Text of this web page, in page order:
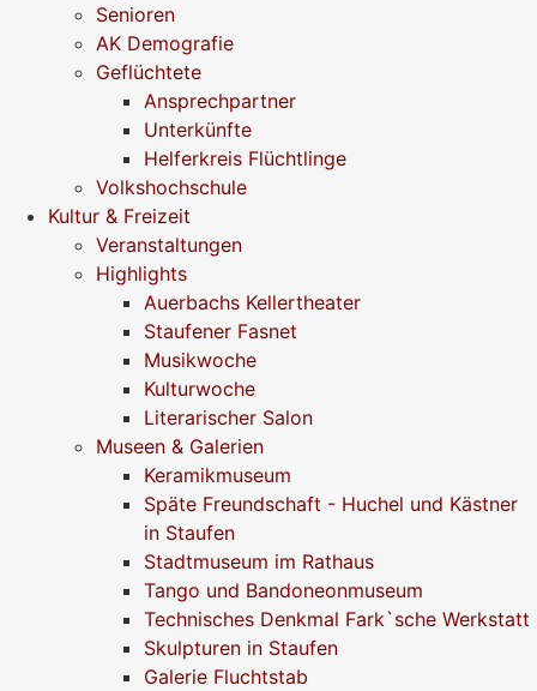
Senioren
AK Demografie
Geflüchtete
Ansprechpartner
Unterkünfte
Helferkreis Flüchtlinge
Volkshochschule
Kultur & Freizeit
Veranstaltungen
Highlights
Auerbachs Kellertheater
Staufener Fasnet
Musikwoche
Kulturwoche
Literarischer Salon
Museen & Galerien
Keramikmuseum
Späte Freundschaft - Huchel und Kästner
in Staufen
Stadtmuseum im Rathaus
Tango und Bandoneonmuseum
Technisches Denkmal Fark`sche Werkstatt
Skulpturen in Staufen
Galerie Fluchtstab